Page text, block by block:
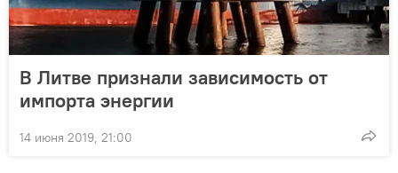
В Литве признали зависимость от
импорта энергии
14 июня 2019, 21:00